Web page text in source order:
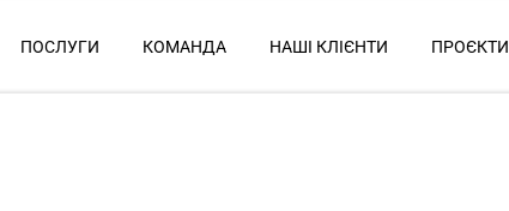
ПОСЛУГИ КОМАНДА НАШІ КЛІЄНТИ ПРОЄКТИ